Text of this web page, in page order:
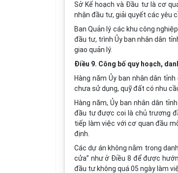
Sở Kế hoạch và Đầu tư là cơ
nhận đầu tư, giải quyết các yêu
Ban Quản lý các khu công
đầu tư, trình Ủy ban nhân dân
giao quản lý.
Điều 9. Công bố quy hoạch,
Hàng năm Ủy ban nhân dân
chưa sử dụng, quỹ đất có nhu
Hàng năm, Ủy ban nhân dân
đầu tư được coi là chủ trương
tiếp làm việc với cơ quan đầu
định.
Các dự án không nằm trong
cửa” như ở Điều 8 để được
đầu tư không quá 05 ngày làm